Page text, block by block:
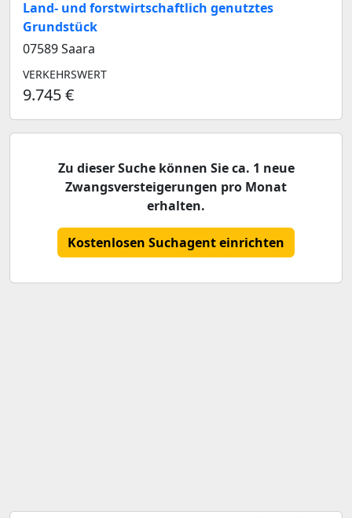
Land- und forstwirtschaftlich genutztes
Grundstück
07589 Saara
VERKEHRSWERT
9.745 €
Zu dieser Suche können Sie ca. 1 neue
Zwangsversteigerungen pro Monat
erhalten.
Kostenlosen Suchagent einrichten